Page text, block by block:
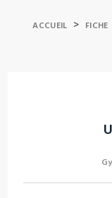
ACCUEIL > FICHE